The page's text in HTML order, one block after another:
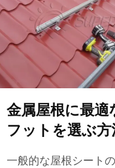
金属屋根に最適
フットを選ぶ方
一般的な屋根シート